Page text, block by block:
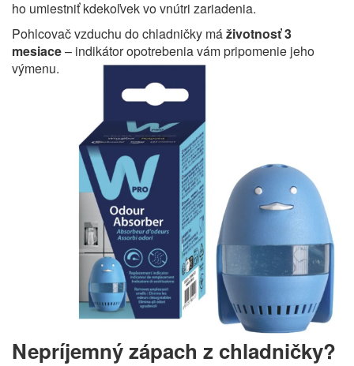
ho umiestniť kdekoľvek vo vnútri zariadenia.
Pohlcovač vzduchu do chladničky máživotnosť 3
mesiace– indikátor opotrebenia vám pripomenie jeho
výmenu.
Nepríjemný zápach z chladničky?